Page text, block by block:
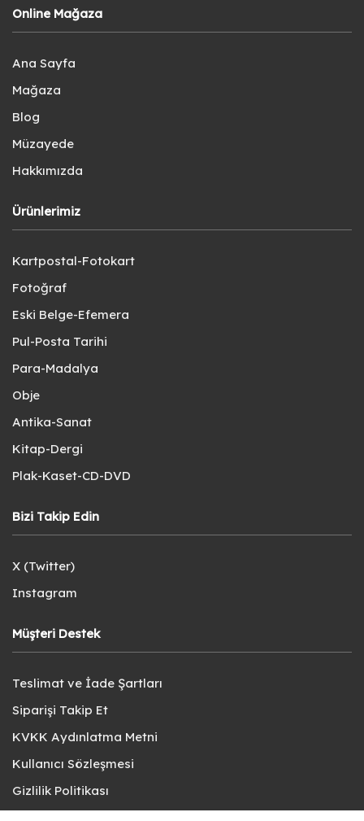
Online Mağaza
Ana Sayfa
Mağaza
Blog
Müzayede
Hakkımızda
Ürünlerimiz
Kartpostal-Fotokart
Fotoğraf
Eski Belge-Efemera
Pul-Posta Tarihi
Para-Madalya
Obje
Antika-Sanat
Kitap-Dergi
Plak-Kaset-CD-DVD
Bizi Takip Edin
X (Twitter)
Instagram
Müşteri Destek
Teslimat ve İade Şartları
Siparişi Takip Et
KVKK Aydınlatma Metni
Kullanıcı Sözleşmesi
Gizlilik Politikası